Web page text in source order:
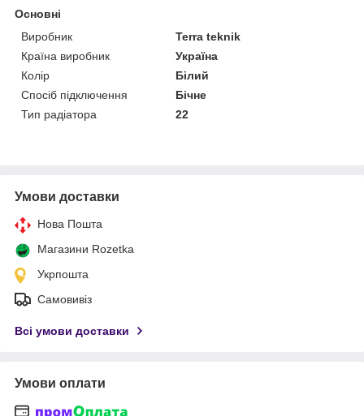
Основні
Виробник
Terra teknik
Країна виробник
Україна
Колір
Білий
Спосіб підключення
Бічне
Тип радіатора
22
Умови доставки
Нова Пошта
Магазини Rozetka
Укрпошта
Самовивіз
Всі умови доставки
Умови оплати